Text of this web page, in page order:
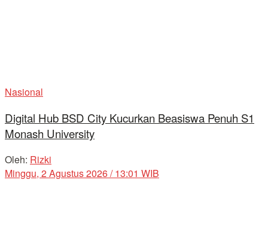
Nasional
Digital Hub BSD City Kucurkan Beasiswa Penuh S1
Monash University
Oleh: Rizki
Minggu, 2 Agustus 2026 / 13:01 WIB